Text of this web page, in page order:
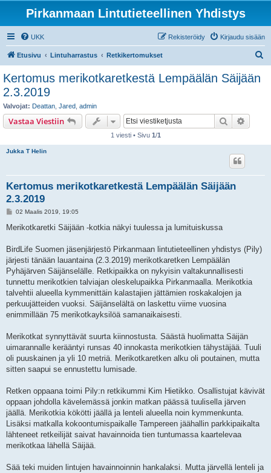
Pirkanmaan Lintutieteellinen Yhdistys
UKK Kirjaudu sisään
Rekisteröidy
Etusivu Lintuharrastus Retkikertomukset
Kertomus merikotkaretkestä Lempäälän Säijään
2.3.2019
Valvojat: Deattan Jared admin
Vastaa Viestiin Etsi
1 viesti • Sivu 1/1
Jukka T Helin
Kertomus merikotkaretkestä Lempäälän Säijään
2.3.2019
V
e
i
02 Maalis 2019, 19:05
Merikotkaretki Säijään -kotkia näkyi tuulessa ja lumituiskussa
BirdLife Suomen jäsenjärjestö Pirkanmaan lintutieteellinen yhdistys (Pily)
järjesti tänään lauantaina (2.3.2019) merikotkaretken Lempäälän
Pyhäjärven Säijänselälle. Retkipaikka on nykyisin valtakunnallisesti
tunnettu merikotkien talviajan oleskelupaikka Pirkanmaalla. Merikotkia
talvehtii alueella kymmenittäin kalastajien jättämien roskakalojen ja
perkuujätteiden vuoksi. Säijänselältä on laskettu viime vuosina
enimmillään 75 merikotkayksilöä samanaikaisesti.
Merikotkat synnyttävät suurta kiinnostusta. Säästä huolimatta Säijän
uimarannalle kerääntyi runsas 40 innokasta merikotkien tähystäjää. Tuuli
oli puuskainen ja yli 10 metriä. Merikotkaretken alku oli poutainen, mutta
sitten saapui se ennustettu lumisade.
Retken oppaana toimi Pily:n retkikummi Kim Hietikko. Osallistujat kävivät
oppaan johdolla kävelemässä jonkin matkan päässä tuulisella järven
jäällä. Merikotkia kökötti jäällä ja lenteli alueella noin kymmenkunta.
Lisäksi matkalla kokoontumispaikalle Tampereen jäähallin parkkipaikalta
lähteneet retkeilijät saivat havainnoida tien tuntumassa kaartelevaa
merikotkaa lähellä Säijää.
Sää teki muiden lintujen havainnoinnin hankalaksi. Mutta järvellä lenteli ja